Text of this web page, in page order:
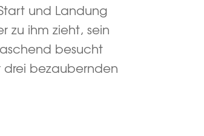
und Landung
zu ihm zieht, sein
besucht
drei bezaubernden